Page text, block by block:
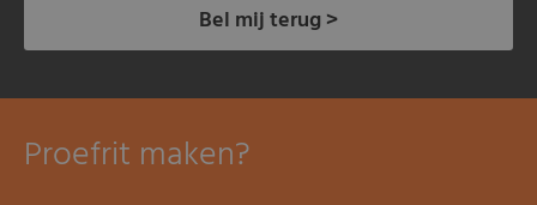
Bel mij terug >
Proefrit maken?